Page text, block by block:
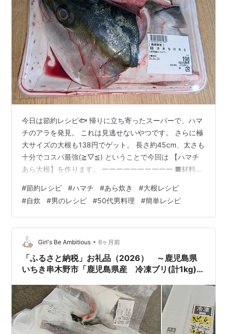
今日は節約レシピ🐟 帰りに立ち寄ったスーパーで、ハマ
チのアラを発見。 これは見逃せないやつです。 さらに極
大サイズの大根も138円でゲット。 長さ約45cm、太さも
十分でコスパ最強(≧▽≦) ということで今回は 【ハマチ
あら大根】を作ります。 ーーーーーーーーーー ■材料
約35円 合計 約240円（1人前 約120円） ーーーーーーー
ーーー ■作り方 ①大根を3cm厚の半月切りにする ※レ
ンチンしてから煮ると時短になります ②アラに塩を振っ
て10分放置 ③大根の煮汁をアラに回しかけ、表面が白く
なったら冷水へ →ここでしっかり洗う…
#節約レシピ #ハマチ #あら炊き #大根レシピ
#自炊 #男のレシピ #50代男料理 #簡単レシピ
Girl's Be Ambitious • 6ヶ月前
「ふるさと納税」お礼品（2026） ～鹿児島県
いちき串木野市「鹿児島県産 冷凍ブリ(計1kg)」